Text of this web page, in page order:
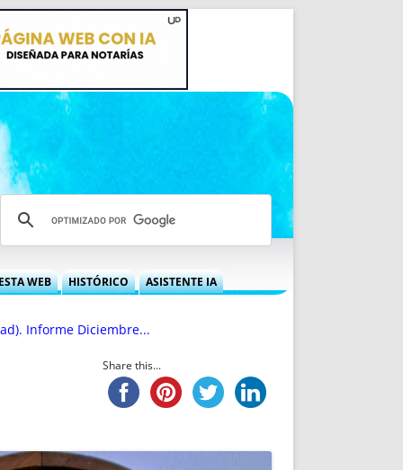
IRPF
WEB
IDEARIO WEB
PREMIO NYR
NUEVA ETAPA
HISTÓRICO ASISTENTE IA
Informe Diciembre...
Share this...